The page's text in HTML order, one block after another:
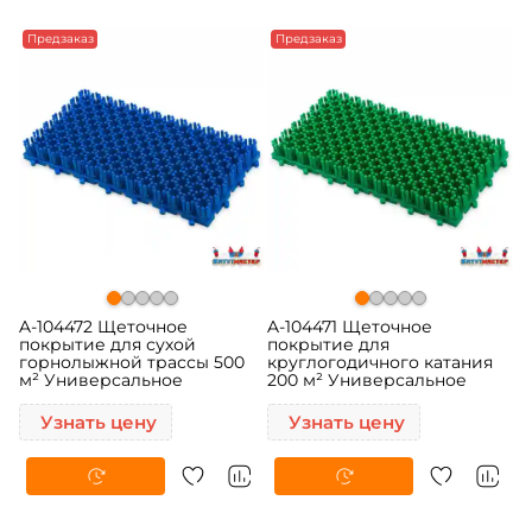
Предзаказ
A-104472 Щеточное
покрытие для сухой
горнолыжной трассы 500
м² Универсальное
Узнать цену
Предзаказ
A-104471 Щеточное
покрытие для
круглогодичного катания
200 м² Универсальное
Узнать цену